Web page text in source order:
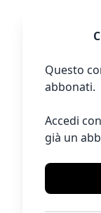
Questo
abbonati.
Accedi
già un